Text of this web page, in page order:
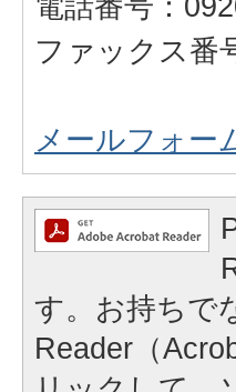
ファックス番
メールフォー
す。お持ちで
Reader（